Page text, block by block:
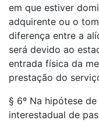
em que estiver
adquirente ou o
diferença entre a
será devido ao
entrada física da
prestação do
§ 6º Na hipótese
interestadual de